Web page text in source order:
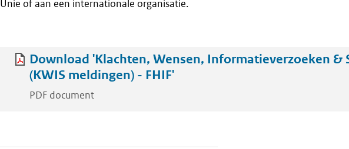
Unie of aan een internationale organisatie.
Download 'Klachten, Wensen, Informatieverzoeken &
(KWIS meldingen) - FHIF'
PDF document